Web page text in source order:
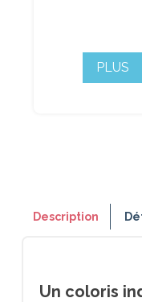
PLUS
Description
Un coloris